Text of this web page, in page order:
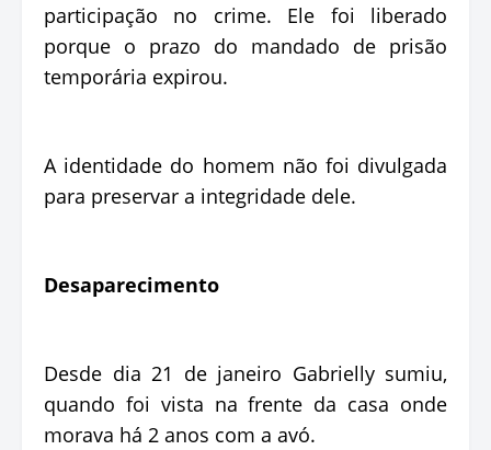
participação no crime. Ele foi liberado
porque o prazo do mandado de prisão
temporária expirou.
A identidade do homem não foi divulgada
para preservar a integridade dele.
Desaparecimento
Desde dia 21 de janeiro Gabrielly sumiu,
quando foi vista na frente da casa onde
morava há 2 anos com a avó.